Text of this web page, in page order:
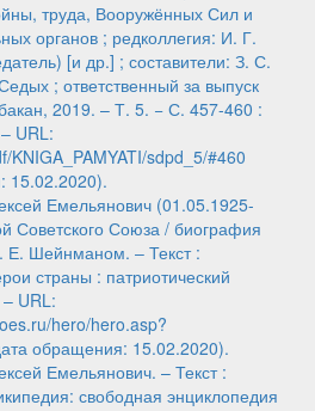
труда, Вооружённых Сил и
органов ; редколлегия: И. Г.
[и др.] ; составители: З. С.
; ответственный за выпуск
2019. – Т. 5. − С. 457-460 :
URL:
KNIGA_PAMYATI/sdpd_5/#460
15.02.2020).
Емельянович (01.05.1925-
Советского Союза / биография
Е. Шейнманом. ‒ Текст :
страны : патриотический
URL:
hero/hero.asp?
обращения: 15.02.2020).
Емельянович. – Текст :
свободная энциклопедия